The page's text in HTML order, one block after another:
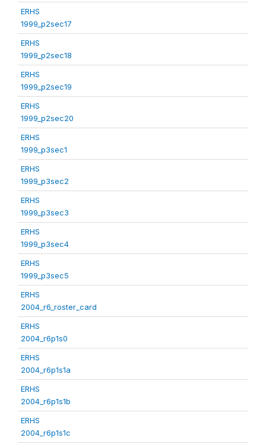
ERHS
1999_p2sec17
ERHS
1999_p2sec18
ERHS
1999_p2sec19
ERHS
1999_p2sec20
ERHS
1999_p3sec1
ERHS
1999_p3sec2
ERHS
1999_p3sec3
ERHS
1999_p3sec4
ERHS
1999_p3sec5
ERHS
2004_r6_roster_card
ERHS
2004_r6p1s0
ERHS
2004_r6p1s1a
ERHS
2004_r6p1s1b
ERHS
2004_r6p1s1c